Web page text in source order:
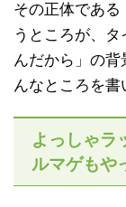
その正体であ
うところが、
んだから」の
んなところを書
よっしゃラ
ルマゲもや